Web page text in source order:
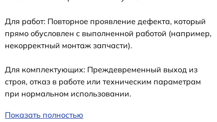
Для работ: Повторное проявление дефекта, который
прямо обусловлен с выполненной работой (например,
некорректный монтаж запчасти).
Для комплектующих: Преждевременный выход из
строя, отказ в работе или техническим параметрам
при нормальном использовании.
Показать полностью